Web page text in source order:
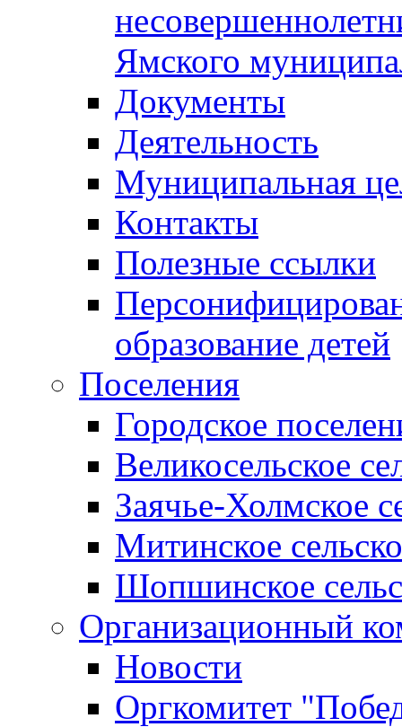
Ямского
Документы
Деятельность
Муниципальная
Контакты
Полезные ссылки
образование детей
Поселения
Городское
Великосельское
Заячье-Холмское
Митинское
Шопшинское
Организационный
Новости
Оргкомитет